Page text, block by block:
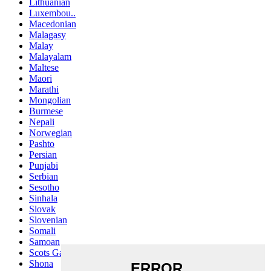
Luxembou..
Macedonian
Malagasy
Malay
Malayalam
Maltese
Maori
Marathi
Mongolian
Burmese
Nepali
Norwegian
Pashto
Persian
Punjabi
Serbian
Sesotho
Sinhala
Slovak
Slovenian
Somali
Samoan
Scots Gaelic
Shona